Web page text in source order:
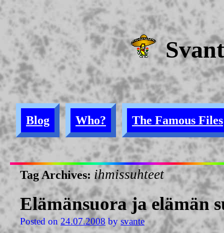
Blog Who? The Famous Files
Tag Archives: ihmissuhteet
Elämänsuora ja elämän
Posted on 24.07.2008 by svante